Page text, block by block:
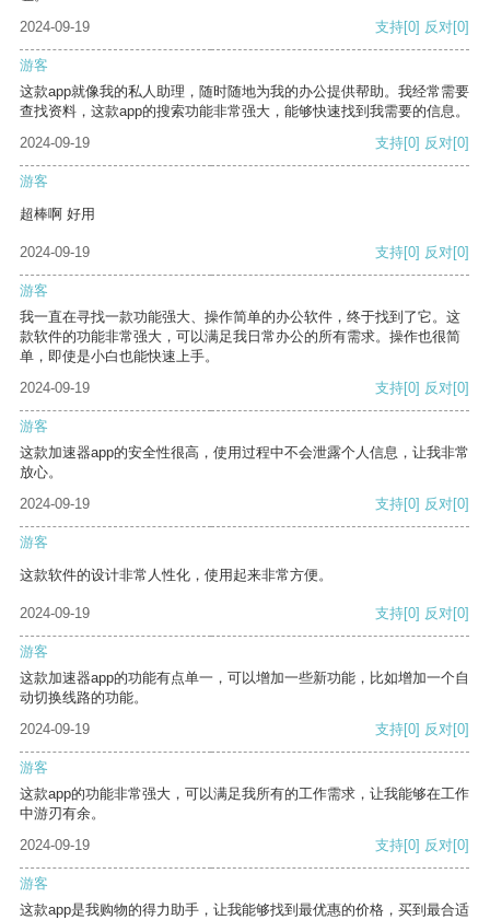
2024-09-19
支持[0] 反对[0]
游客
这款app就像我的私人助理，随时随地为我的办公提供帮助。我经常需要
查找资料，这款app的搜索功能非常强大，能够快速找到我需要的信息。
2024-09-19
支持[0] 反对[0]
游客
超棒啊 好用
2024-09-19 支持[0] 反对[0]
游客
我一直在寻找一款功能强大、操作简单的办公软件，终于找到了它。这
款软件的功能非常强大，可以满足我日常办公的所有需求。操作也很简
单，即使是小白也能快速上手。
2024-09-19
支持[0] 反对[0]
游客
这款加速器app的安全性很高，使用过程中不会泄露个人信息，让我非常
放心。
2024-09-19
支持[0] 反对[0]
游客
这款软件的设计非常人性化，使用起来非常方便。
2024-09-19 支持[0] 反对[0]
游客
这款加速器app的功能有点单一，可以增加一些新功能，比如增加一个自
动切换线路的功能。
2024-09-19
支持[0] 反对[0]
游客
这款app的功能非常强大，可以满足我所有的工作需求，让我能够在工作
中游刃有余。
2024-09-19
支持[0] 反对[0]
游客
这款app是我购物的得力助手，让我能够找到最优惠的价格，买到最合适